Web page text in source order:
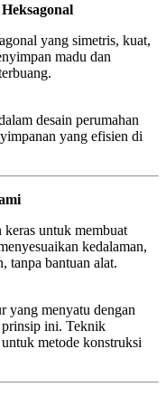
yang simetris, kuat,
madu dan
desain perumahan
yang efisien di
untuk membuat
kedalaman,
tanpa bantuan alat.
yang menyatu dengan
prinsip ini. Teknik
metode konstruksi